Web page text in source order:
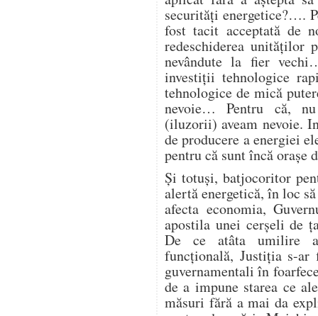
securități energetice?….
fost tacit acceptată de
redeschiderea unităților
nevândute la fier
investiții tehnologice
tehnologice de mică
nevoie… Pentru că,
(iluzorii) aveam nevoie.
de producere a energiei
pentru că sunt încă orașe
Și totuși, batjocoritor
alertă energetică, în loc
afecta economia,
apostila unei cerșeli de
De ce atâta umilire
funcțională, Justiția s-
guvernamentali în
de a impune starea ce
măsuri fără a mai da